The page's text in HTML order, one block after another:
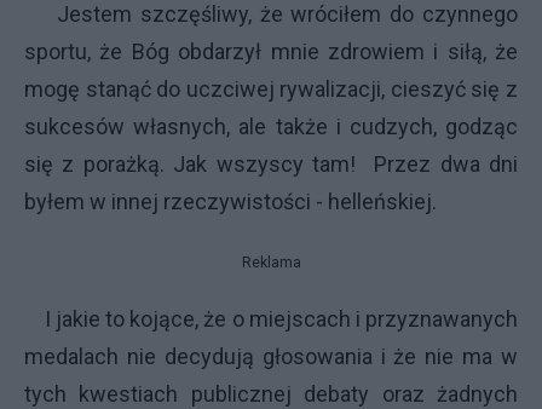
Jestem szczęśliwy, że wróciłem do czynnego
sportu, że Bóg obdarzył mnie zdrowiem i siłą, że
mogę stanąć do uczciwej rywalizacji, cieszyć się z
sukcesów własnych, ale także i cudzych, godząc
się z porażką. Jak wszyscy tam! Przez dwa dni
byłem w innej rzeczywistości - helleńskiej.
Reklama
I jakie to kojące, że o miejscach i przyznawanych
medalach nie decydują głosowania i że nie ma w
tych kwestiach publicznej debaty oraz żadnych